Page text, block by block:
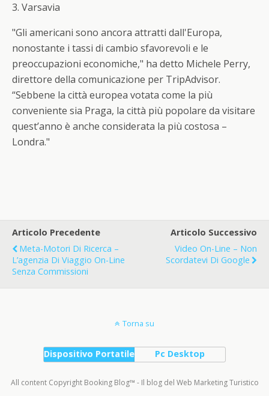
3. Varsavia
"Gli americani sono ancora attratti dall'Europa,
nonostante i tassi di cambio sfavorevoli e le
preoccupazioni economiche," ha detto Michele Perry,
direttore della comunicazione per TripAdvisor.
“Sebbene la città europea votata come la più
conveniente sia Praga, la città più popolare da visitare
quest’anno è anche considerata la più costosa –
Londra."
Articolo Precedente
Meta-Motori Di Ricerca –
L’agenzia Di Viaggio On-Line
Senza Commissioni
Articolo Successivo
Video On-Line – Non
Scordatevi Di Google
Torna su
Dispositivo Portatile Pc Desktop
All content Copyright Booking Blog™ - Il blog del Web Marketing Turistico